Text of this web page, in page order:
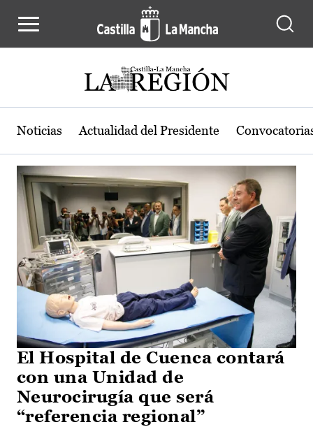
Actualidad de la región de Castilla-
Noticias Actualidad del Presidente
El Hospital de Cuenca contará
con una Unidad de
Neurocirugía que será
“referencia regional”